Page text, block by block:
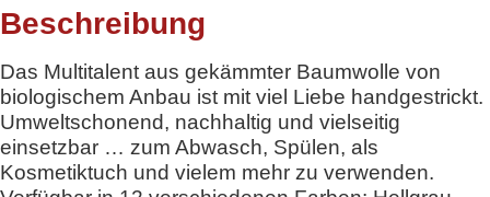
Beschreibung
Das Multitalent aus gekämmter Baumwolle von
biologischem Anbau ist mit viel Liebe handgestrickt.
Umweltschonend, nachhaltig und vielseitig
einsetzbar … zum Abwasch, Spülen, als
Kosmetiktuch und vielem mehr zu verwenden.